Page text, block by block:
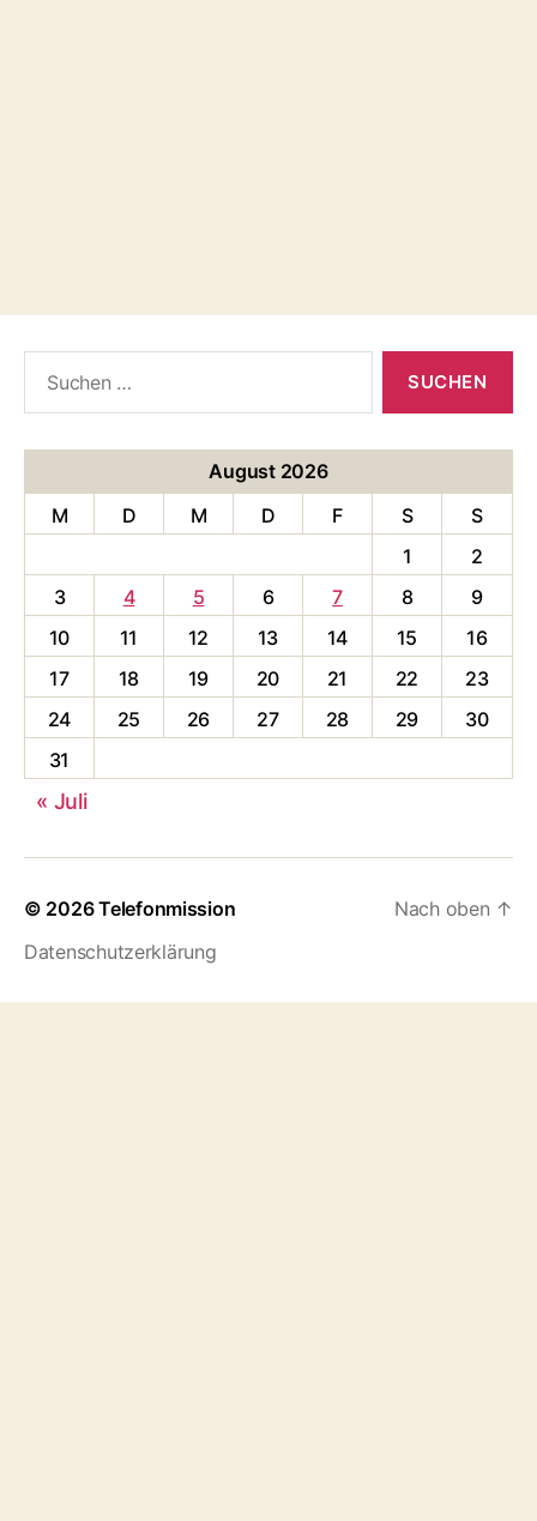
nach:
August 2026
M
D M D F S
S
1
2
3
4 5 6 7 8
9
10
11 12 13 14 15
16
17
18 19 20 21 22
23
24
25 26 27 28 29
30
31
« Juli
© 2026Telefonmission
Datenschutzerklärung
Nach oben ↑